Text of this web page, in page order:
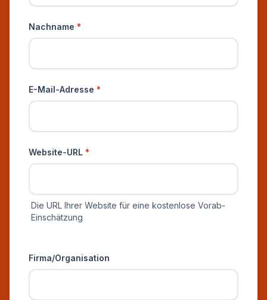
Nachname *
E-Mail-Adresse *
Website-URL *
Die URL Ihrer Website für eine kostenlose Vorab-
Einschätzung
Firma/Organisation